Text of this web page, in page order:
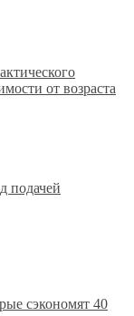
от возраста
подачей
сэкономят 40